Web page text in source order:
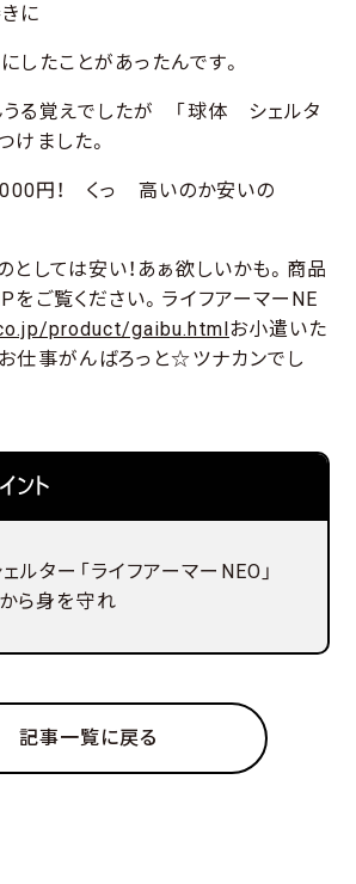
に
したことがあったんです。
うる覚えでしたが 「球体 シェルタ
けました。
円！ くっ 高いのか安いの
としては安い！あぁ欲しいかも。商品
ご覧ください。ライフアーマーNE
product/gaibu.htmlお小遣いた
仕事がんばろっと☆ツナカンでし
ント
ルター「ライフアーマーNEO」
ら身を守れ
記事一覧に戻る